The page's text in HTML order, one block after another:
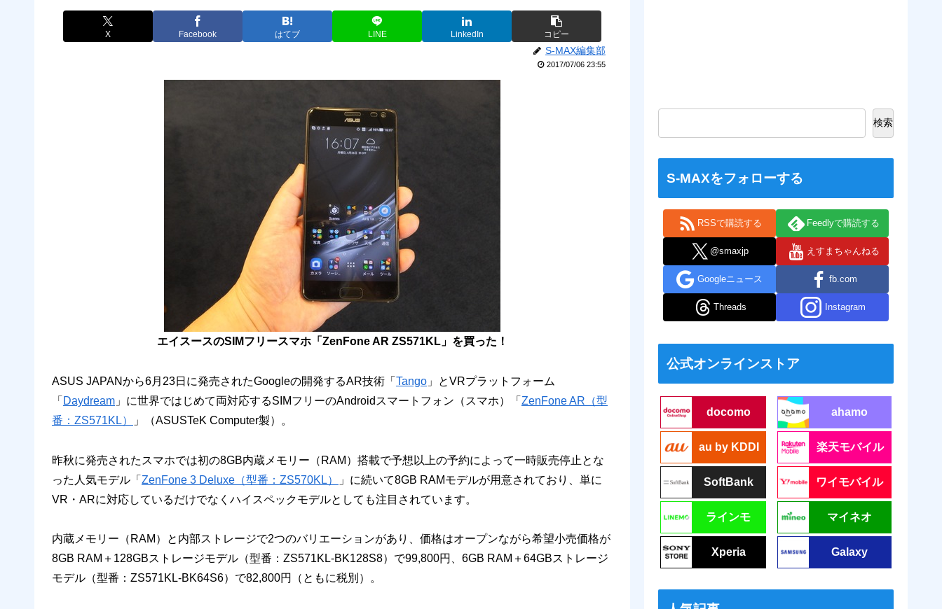
X Facebook はてブ LINE LinkedIn コピー
S-MAX編集部
2017/07/06 23:55
エイスースのSIMフリースマホ「ZenFone AR ZS571KL」を買った！
ASUS JAPANから6月23日に発売されたGoogleの開発するAR技術「 Tango 」とVRプラットフォーム
「 Daydream 」に世界ではじめて両対応するSIMフリーのAndroidスマートフォン（スマホ）「 ZenFone AR（型
番：ZS571KL）
」（ASUSTeK Computer製）。
昨秋に発売されたスマホでは初の8GB内蔵メモリー（RAM）搭載で予想以上の予約によって一時販売停止とな
った人気モデル「 ZenFone 3 Deluxe（型番：ZS570KL）
」に続いて8GB RAMモデルが用意されており、単に
VR・ARに対応しているだけでなくハイスペックモデルとしても注目されています。
内蔵メモリー（RAM）と内部ストレージで2つのバリエーションがあり、価格はオープンながら希望小売価格が
8GB RAM＋128GBストレージモデル（型番：ZS571KL-BK128S8）で99,800円、6GB RAM＋64GBストレージ
モデル（型番：ZS571KL-BK64S6）で82,800円（ともに税別）。
検索
S-MAXをフォローする
RSSで購読する Feedlyで購読する
@smaxjp えすまちゃんねる
Googleニュース fb.com
Threads Instagram
公式オンラインストア
docomo ahamo
au by KDDI 楽天モバイル
SoftBank ワイモバイル
ラインモ マイネオ
Xperia Galaxy